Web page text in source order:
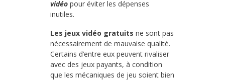
vidéo pour éviter les dépenses
inutiles.
Les jeux vidéo gratuits ne sont pas
nécessairement de mauvaise qualité.
Certains d’entre eux peuvent rivaliser
avec des jeux payants, à condition
que les mécaniques de jeu soient bien